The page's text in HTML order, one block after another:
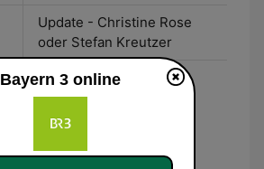
Update - Christine Rose
oder Stefan Kreutzer
Hits, Hits, Hits für euren
Nachmittag - Katja
Wunderlich, Sascha
Gstöttner
Bayern 3 online